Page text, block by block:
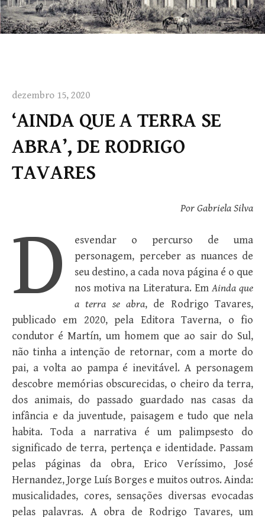
dezembro 15, 2020
‘AINDA QUE A TERRA SE
ABRA’, DE RODRIGO
TAVARES
Por Gabriela Silva
D
esvendar o percurso de uma
personagem, perceber as nuances de
seu destino, a cada nova página é o que
nos motiva na Literatura. EmAinda que
a terra se abra, de Rodrigo Tavares,
publicado em 2020, pela Editora Taverna, o fio
condutor é Martín, um homem que ao sair do Sul,
não tinha a intenção de retornar, com a morte do
pai, a volta ao pampa é inevitável. A personagem
descobre memórias obscurecidas, o cheiro da terra,
dos animais, do passado guardado nas casas da
infância e da juventude, paisagem e tudo que nela
habita. Toda a narrativa é um palimpsesto do
significado de terra, pertença e identidade. Passam
pelas páginas da obra, Erico Veríssimo, José
Hernandez, Jorge Luís Borges e muitos outros. Ainda:
musicalidades, cores, sensações diversas evocadas
pelas palavras. A obra de Rodrigo Tavares, um